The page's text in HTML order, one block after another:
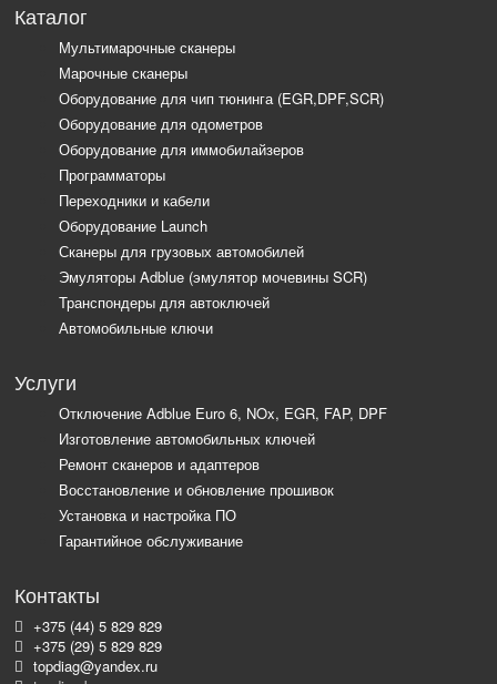
Каталог
Мультимарочные сканеры
Марочные сканеры
Оборудование для чип тюнинга (EGR,DPF,SCR)
Оборудование для одометров
Оборудование для иммобилайзеров
Программаторы
Переходники и кабели
Оборудование Launch
Сканеры для грузовых автомобилей
Эмуляторы Adblue (эмулятор мочевины SCR)
Транспондеры для автоключей
Автомобильные ключи
Услуги
Отключение Adblue Euro 6, NOx, EGR, FAP, DPF
Изготовление автомобильных ключей
Ремонт сканеров и адаптеров
Восстановление и обновление прошивок
Установка и настройка ПО
Гарантийное обслуживание
Контакты
+375 (44) 5 829 829
+375 (29) 5 829 829
topdiag@yandex.ru